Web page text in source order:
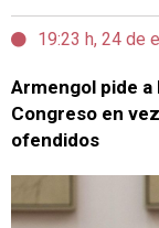
19:23 h, 24 de
Armengol pide
Congreso en
ofendidos